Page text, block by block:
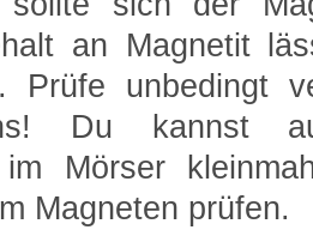
an Magnetit
Prüfe unbedingt
Du kannst
im Mörser
Magneten prüfen.